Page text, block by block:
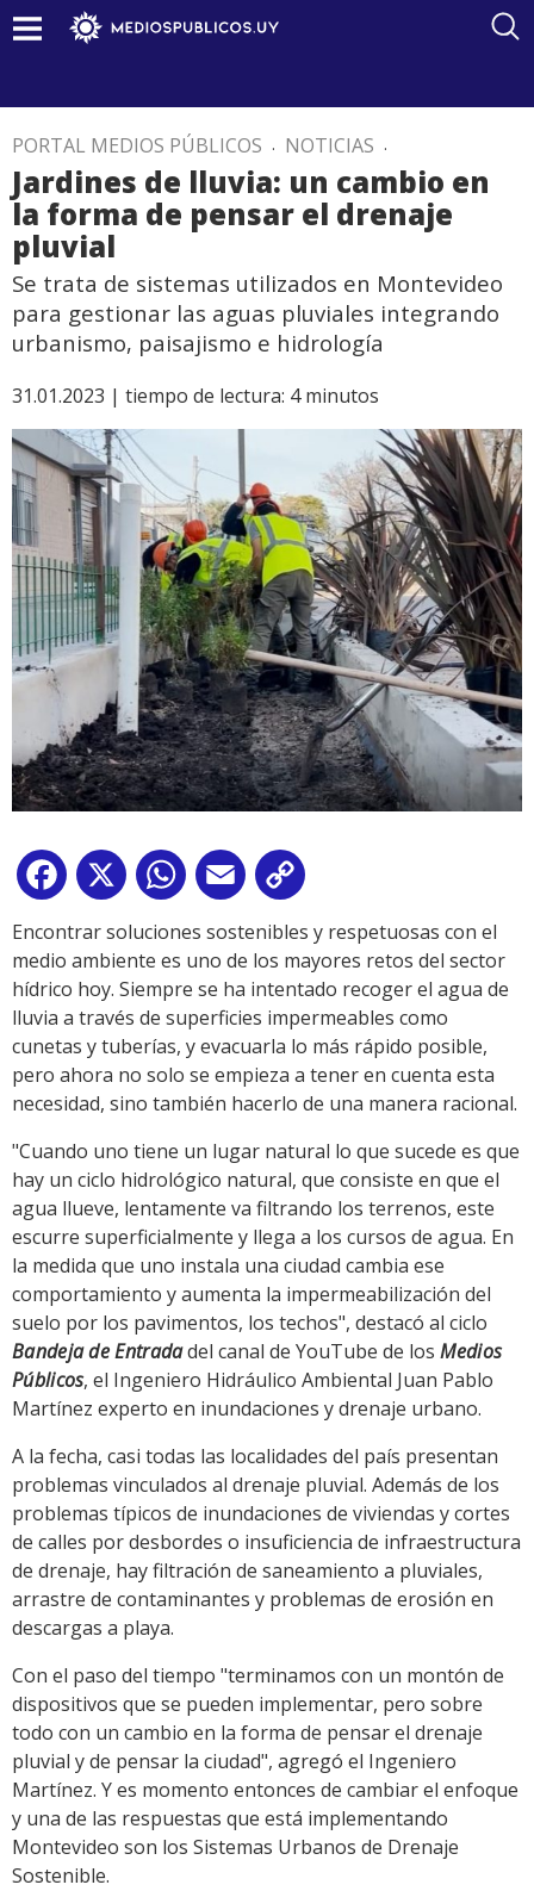
PORTAL MEDIOS PÚBLICOS . NOTICIAS .
Jardines de lluvia: un cambio en
la forma de pensar el drenaje
pluvial
Se trata de sistemas utilizados en Montevideo
para gestionar las aguas pluviales integrando
urbanismo, paisajismo e hidrología
31.01.2023 | tiempo de lectura: 4 minutos
Facebook
X WhatsApp
Email
Link
Encontrar soluciones sostenibles y respetuosas con el
medio ambiente es uno de los mayores retos del sector
hídrico hoy. Siempre se ha intentado recoger el agua de
lluvia a través de superficies impermeables como
cunetas y tuberías, y evacuarla lo más rápido posible,
pero ahora no solo se empieza a tener en cuenta esta
necesidad, sino también hacerlo de una manera racional.
"Cuando uno tiene un lugar natural lo que sucede es que
hay un ciclo hidrológico natural, que consiste en que el
agua llueve, lentamente va filtrando los terrenos, este
escurre superficialmente y llega a los cursos de agua. En
la medida que uno instala una ciudad cambia ese
comportamiento y aumenta la impermeabilización del
suelo por los pavimentos, los techos", destacó al ciclo
Bandeja de Entradadel canal de YouTube de losMedios
Públicos, el Ingeniero Hidráulico Ambiental Juan Pablo
Martínez experto en inundaciones y drenaje urbano.
A la fecha, casi todas las localidades del país presentan
problemas vinculados al drenaje pluvial. Además de los
problemas típicos de inundaciones de viviendas y cortes
de calles por desbordes o insuficiencia de infraestructura
de drenaje, hay filtración de saneamiento a pluviales,
arrastre de contaminantes y problemas de erosión en
descargas a playa.
Con el paso del tiempo "terminamos con un montón de
dispositivos que se pueden implementar, pero sobre
todo con un cambio en la forma de pensar el drenaje
pluvial y de pensar la ciudad", agregó el Ingeniero
Martínez. Y es momento entonces de cambiar el enfoque
y una de las respuestas que está implementando
Montevideo son los Sistemas Urbanos de Drenaje
Sostenible.